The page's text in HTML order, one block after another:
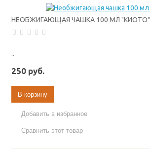
НЕОБЖИГАЮЩАЯ ЧАШКА 100 МЛ "КИОТО"
..
250 руб.
В корзину
Добавить в избранное
Сравнить этот товар